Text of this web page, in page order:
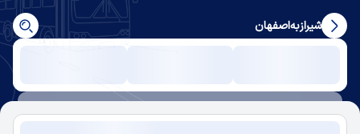
شیرازبهاصفهان